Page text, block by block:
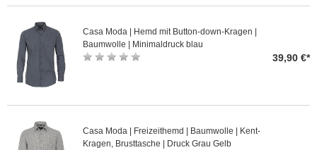
Casa Moda | Hemd mit Button-down-Kragen |
Baumwolle | Minimaldruck blau
39,90 €*
Casa Moda | Freizeithemd | Baumwolle | Kent-
Kragen, Brusttasche | Druck Grau Gelb